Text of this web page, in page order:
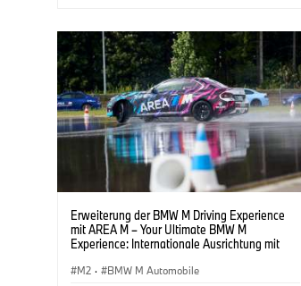
Erweiterung der BMW M Driving Experience
mit AREA M – Your Ultimate BMW M
Experience: Internationale Ausrichtung mit
Erlebnissen.
M2 · BMW M Automobile